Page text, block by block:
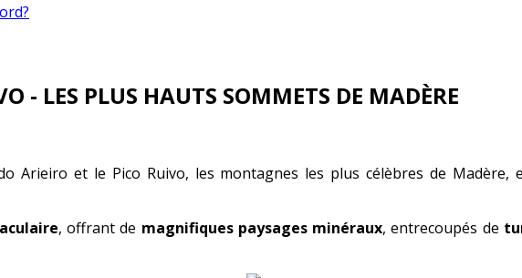
- LES PLUS HAUTS SOMMETS DE MADÈRE
Arieiro et le Pico Ruivo, les montagnes les plus célèbres de
, offrant de magnifiques paysages minéraux, entrecoupés de